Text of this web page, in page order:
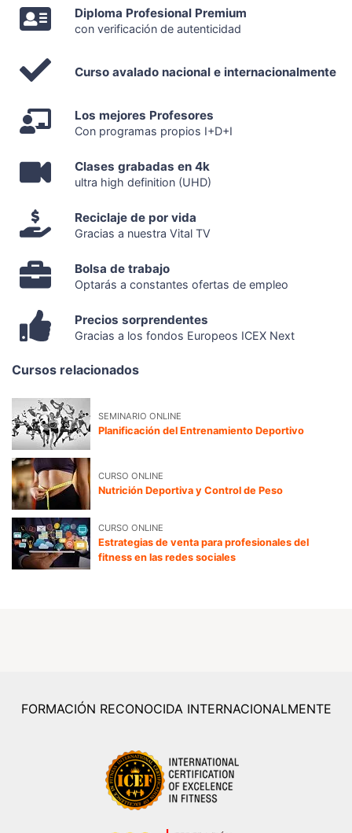
Diploma Profesional Premium
con verificación de autenticidad
Curso avalado nacional e internacionalmente
Los mejores Profesores
Con programas propios I+D+I
Clases grabadas en 4k
ultra high definition (UHD)
Reciclaje de por vida
Gracias a nuestra Vital TV
Bolsa de trabajo
Optarás a constantes ofertas de empleo
Precios sorprendentes
Gracias a los fondos Europeos ICEX Next
Cursos relacionados
SEMINARIO ONLINE
Planificación del Entrenamiento Deportivo
CURSO ONLINE
Nutrición Deportiva y Control de Peso
CURSO ONLINE
Estrategias de venta para profesionales del
fitness en las redes sociales
FORMACIÓN RECONOCIDA INTERNACIONALMENTE